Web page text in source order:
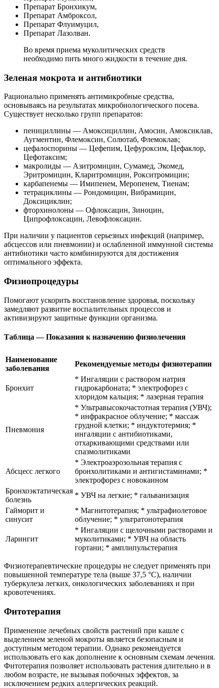
Препарат Бронхикум,
Препарат Амброксол,
Препарат Флуимуцил,
Препарат Лазолван.
Во время приема муколитических средств
необходимо пить много жидкости в течение дня.
Зеленая мокрота и антибиотики
Рационально применять антимикробные средства,
основываясь на результатах микробиологического посева.
Существует несколько групп препаратов:
пенициллины — Амоксициллин, Амосин, Амоксиклав,
Аугментин, Флемоксин, Солютаб, Флемоклав;
цефалоспорины — Цефепим, Цефуроксим, Цефаклор,
Цефотаксим;
макролиды — Азитромицин, Сумамед, Экомед,
Эритромицин, Кларитромицин, Рокситромицин;
карбапенемы — Имипенем, Меропенем, Тиенам;
тетрациклины — Рондомицин, Вибрамицин,
Доксициклин;
фторхинолоны — Офлоксацин, Зиноцин,
Ципрофлоксацин, Левофлоксацин.
При наличии у пациентов серьезных инфекций (например,
абсцессов или пневмонии) и ослабленной иммунной системы
антибиотики часто комбинируются для достижения
оптимального эффекта.
Физиопроцедуры
Помогают ускорить восстановление здоровья, поскольку
замедляют развитие воспалительных процессов и
активизируют защитные функции организма.
Таблица — Показания к назначению физиолечения
Наименование
заболевания
Рекомендуемые методы физиотерапии
Бронхит
* Ингаляции с раствором натрия
гидрокарбоната; * электрофорез с
хлоридом кальция; * лазерная терапия
Пневмония
* Ультравысокочастотная терапия (УВЧ);
* инфракрасное облучение; * массаж
грудной клетки; * индуктотермия; *
ингаляции с антибиотиками,
отхаркивающими средствами или
спазмолитиками
Абсцесс легкого
* Электроаэрозольная терапия с
бронхолитиками и антигистаминами; *
электрофорез с новокаином
Бронхоэктатическая
болезнь
* УВЧ на легкие; * гальванизация
Гайморит и
синусит
* Магнитотерапия; * ультрафиолетовое
облучение; * ультратонотерапия
Ларингит
* Ингаляции с щелочными растворами и
муколитиками; * УВЧ на область
гортани; * амплипульстерапия
Физиотерапевтические процедуры не следует применять при
повышенной температуре тела (выше 37,5 °C), наличии
туберкулеза легких, онкологических заболеваниях и при
кровотечениях.
Фитотерапия
Применение лечебных свойств растений при кашле с
выделением зеленой мокроты является безопасным и
доступным методом терапии. Однако рекомендуется
использовать его как дополнение к основным схемам лечения.
Фитотерапия позволяет использовать растения длительно и в
любом возрасте, не вызывая побочных эффектов, за
исключением редких аллергических реакций.